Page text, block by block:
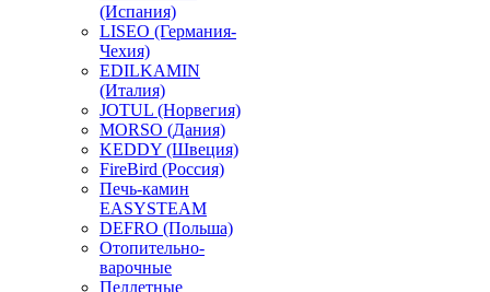
(Испания)
LISEO (Германия-
Чехия)
EDILKAMIN
(Италия)
JOTUL (Норвегия)
MORSO (Дания)
KEDDY (Швеция)
FireBird (Россия)
Печь-камин
EASYSTEAM
DEFRO (Польша)
Отопительно-
варочные
Пеллетные